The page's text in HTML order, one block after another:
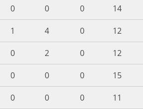
0 0 0
14
1 4 0
12
0 2 0
12
0 0 0
15
0 0 0 11